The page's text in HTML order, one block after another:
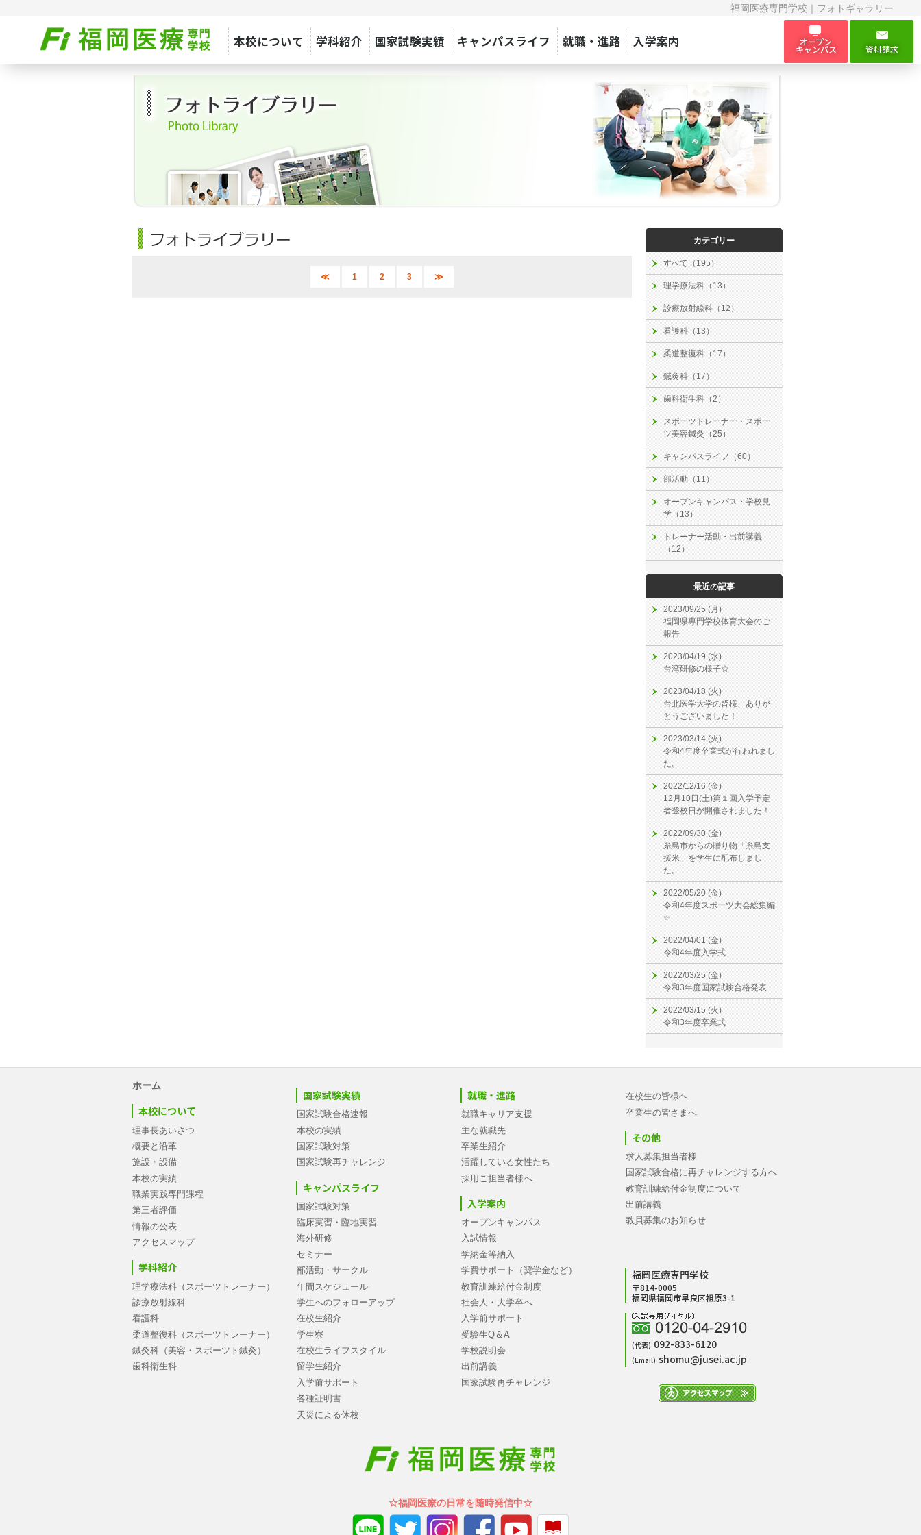
福岡医療専門学校｜フォトギャラリー
本校について 学科紹介 国家試験実績 キャンパスライフ 就職・進路 入学案内 オープン
キャンパス 資料請求
≪ 1 2 3 ≫
カテゴリー
すべて（195）
理学療法科（13）
診療放射線科（12）
看護科（13）
柔道整復科（17）
鍼灸科（17）
歯科衛生科（2）
スポーツトレーナー・スポー
ツ美容鍼灸（25）
キャンパスライフ（60）
部活動（11）
オープンキャンパス・学校見
学（13）
トレーナー活動・出前講義
（12）
最近の記事
2023/09/25 (月)
福岡県専門学校体育大会のご
報告
2023/04/19 (水)
台湾研修の様子☆
2023/04/18 (火)
台北医学大学の皆様、ありが
とうございました！
2023/03/14 (火)
令和4年度卒業式が行われまし
た。
2022/12/16 (金)
12月10日(土)第１回入学予定
者登校日が開催されました！
2022/09/30 (金)
糸島市からの贈り物「糸島支
援米」を学生に配布しまし
た。
2022/05/20 (金)
令和4年度スポーツ大会総集編
✨
2022/04/01 (金)
令和4年度入学式
2022/03/25 (金)
令和3年度国家試験合格発表
2022/03/15 (火)
令和3年度卒業式
ホーム
本校について
理事長あいさつ
概要と沿革
施設・設備
本校の実績
職業実践専門課程
第三者評価
情報の公表
アクセスマップ
学科紹介
理学療法科（スポーツトレーナー）
診療放射線科
看護科
柔道整復科（スポーツトレーナー）
鍼灸科（美容・スポーツト鍼灸）
歯科衛生科
国家試験実績
国家試験合格速報
本校の実績
国家試験対策
国家試験再チャレンジ
キャンパスライフ
国家試験対策
臨床実習・臨地実習
海外研修
セミナー
部活動・サークル
年間スケジュール
学生へのフォローアップ
在校生紹介
学生寮
在校生ライフスタイル
留学生紹介
入学前サポート
各種証明書
天災による休校
就職・進路
就職キャリア支援
主な就職先
卒業生紹介
活躍している女性たち
採用ご担当者様へ
入学案内
オープンキャンパス
入試情報
学納金等納入
学費サポート（奨学金など）
教育訓練給付金制度
社会人・大学卒へ
入学前サポート
受験生Q＆A
学校説明会
出前講義
国家試験再チャレンジ
在校生の皆様へ
卒業生の皆さまへ
その他
求人募集担当者様
国家試験合格に再チャレンジする方へ
教育訓練給付金制度について
出前講義
教員募集のお知らせ
福岡医療専門学校
〒814-0005
福岡県福岡市早良区祖原3-1
(代表) 092-833-6120
(Email) shomu@jusei.ac.jp
☆福岡医療の日常を随時発信中☆